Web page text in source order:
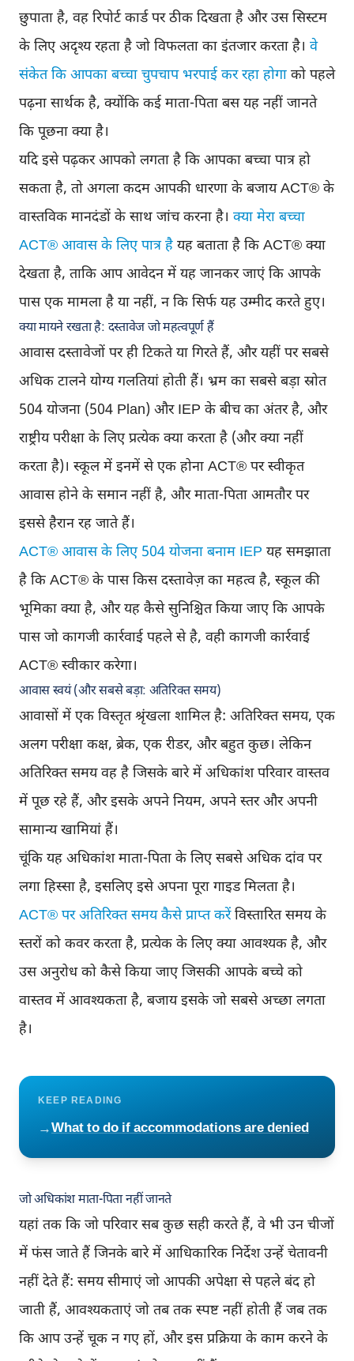
छुपाता है, वह रिपोर्ट कार्ड पर ठीक दिखता है और उस सिस्टम
के लिए अदृश्य रहता है जो विफलता का इंतजार करता है। वे
संकेत कि आपका बच्चा चुपचाप भरपाई कर रहा होगा को पहले
पढ़ना सार्थक है, क्योंकि कई माता-पिता बस यह नहीं जानते
कि पूछना क्या है।
यदि इसे पढ़कर आपको लगता है कि आपका बच्चा पात्र हो
सकता है, तो अगला कदम आपकी धारणा के बजाय ACT® के
वास्तविक मानदंडों के साथ जांच करना है। क्या मेरा बच्चा
ACT® आवास के लिए पात्र है यह बताता है कि ACT® क्या
देखता है, ताकि आप आवेदन में यह जानकर जाएं कि आपके
पास एक मामला है या नहीं, न कि सिर्फ यह उम्मीद करते हुए।
क्या मायने रखता है: दस्तावेज जो महत्वपूर्ण हैं
आवास दस्तावेजों पर ही टिकते या गिरते हैं, और यहीं पर सबसे
अधिक टालने योग्य गलतियां होती हैं। भ्रम का सबसे बड़ा स्रोत
504 योजना (504 Plan) और IEP के बीच का अंतर है, और
राष्ट्रीय परीक्षा के लिए प्रत्येक क्या करता है (और क्या नहीं
करता है)। स्कूल में इनमें से एक होना ACT® पर स्वीकृत
आवास होने के समान नहीं है, और माता-पिता आमतौर पर
इससे हैरान रह जाते हैं।
ACT® आवास के लिए 504 योजना बनाम IEP यह समझाता
है कि ACT® के पास किस दस्तावेज़ का महत्व है, स्कूल की
भूमिका क्या है, और यह कैसे सुनिश्चित किया जाए कि आपके
पास जो कागजी कार्रवाई पहले से है, वही कागजी कार्रवाई
ACT® स्वीकार करेगा।
आवास स्वयं (और सबसे बड़ा: अतिरिक्त समय)
आवासों में एक विस्तृत श्रृंखला शामिल है: अतिरिक्त समय, एक
अलग परीक्षा कक्ष, ब्रेक, एक रीडर, और बहुत कुछ। लेकिन
अतिरिक्त समय वह है जिसके बारे में अधिकांश परिवार वास्तव
में पूछ रहे हैं, और इसके अपने नियम, अपने स्तर और अपनी
सामान्य खामियां हैं।
चूंकि यह अधिकांश माता-पिता के लिए सबसे अधिक दांव पर
लगा हिस्सा है, इसलिए इसे अपना पूरा गाइड मिलता है।
ACT® पर अतिरिक्त समय कैसे प्राप्त करेंविस्तारित समय के
स्तरों को कवर करता है, प्रत्येक के लिए क्या आवश्यक है, और
उस अनुरोध को कैसे किया जाए जिसकी आपके बच्चे को
वास्तव में आवश्यकता है, बजाय इसके जो सबसे अच्छा लगता
है।
KEEP READING
→What to do if accommodations are denied
जो अधिकांश माता-पिता नहीं जानते
यहां तक कि जो परिवार सब कुछ सही करते हैं, वे भी उन चीजों
में फंस जाते हैं जिनके बारे में आधिकारिक निर्देश उन्हें चेतावनी
नहीं देते हैं: समय सीमाएं जो आपकी अपेक्षा से पहले बंद हो
जाती हैं, आवश्यकताएं जो तब तक स्पष्ट नहीं होती हैं जब तक
कि आप उन्हें चूक न गए हों, और इस प्रक्रिया के काम करने के